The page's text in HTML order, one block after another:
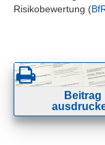
Risikobewertung (
Beitrag